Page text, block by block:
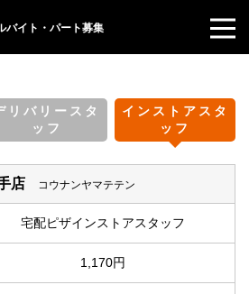
バイト・パート募集
リバリースタ
ッフ
インストアスタ
ッフ
店 コウナンヤマテテン
宅配ピザインストアスタッフ
1,170円